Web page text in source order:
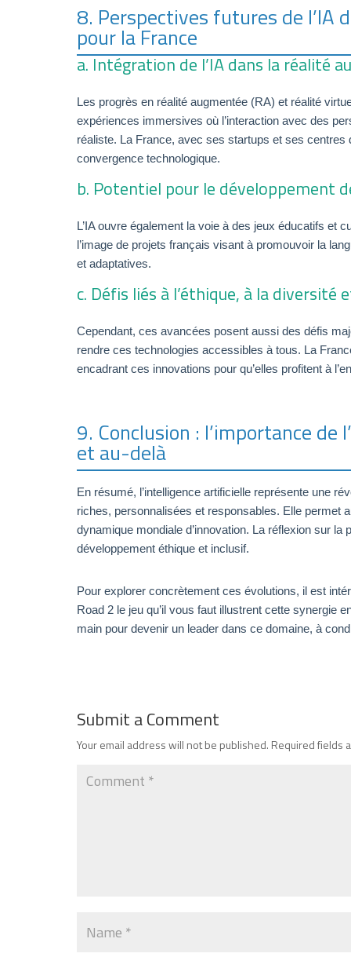
8. Perspectives futures de l’IA
pour la France
a. Intégration de l’IA dans la réalité
Les progrès en réalité augmentée (RA) et réalité
expériences immersives où l’interaction avec des
réaliste. La France, avec ses startups et ses
convergence technologique.
b. Potentiel pour le développement
L’IA ouvre également la voie à des jeux éducatifs et
l’image de projets français visant à promouvoir la
et adaptatives.
c. Défis liés à l’éthique, à la diversité
Cependant, ces avancées posent aussi des défis
rendre ces technologies accessibles à tous. La
encadrant ces innovations pour qu’elles profitent à
9. Conclusion : l’importance de
et au-delà
En résumé, l’intelligence artificielle représente une
riches, personnalisées et responsables. Elle permet
dynamique mondiale d’innovation. La réflexion sur la
développement éthique et inclusif.
Pour explorer concrètement ces évolutions, il est
Road 2 le jeu qu’il vous faut illustrent cette synergie
main pour devenir un leader dans ce domaine, à
Submit a Comment
Your email address will not be published. Required fields